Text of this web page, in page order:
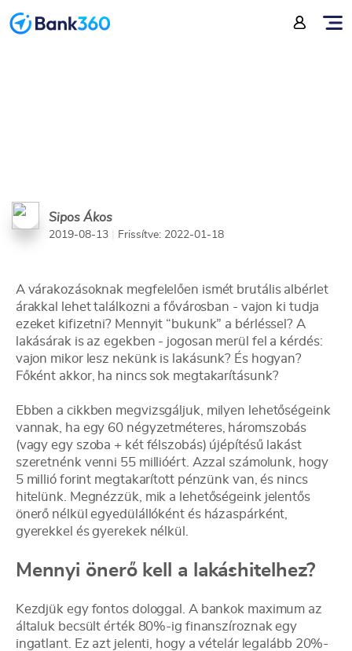
háromszobás
Sipos Ákos
2019-08-13 Frissítve: 2022-01-18
A várakozásoknak megfelelően ismét brutális albérlet
árakkal lehet találkozni a fővárosban - vajon ki tudja
ezeket kifizetni? Mennyit “bukunk” a bérléssel? A
lakásárak is az egekben - jogosan merül fel a kérdés:
vajon mikor lesz nekünk is lakásunk? És hogyan?
Főként akkor, ha nincs sok megtakarításunk?
Ebben a cikkben megvizsgáljuk, milyen lehetőségeink
vannak, ha egy 60 négyzetméteres, háromszobás
(vagy egy szoba + két félszobás) újépítésű lakást
szeretnénk venni 55 millióért. Azzal számolunk, hogy
5 millió forint megtakarított pénzünk van, és nincs
hitelünk. Megnézzük, mik a lehetőségeink jelentős
önerő nélkül egyedülállóként és házaspárként,
gyerekkel és gyerekek nélkül.
Mennyi önerő kell a lakáshitelhez?
Kezdjük egy fontos dologgal. A bankok maximum az
általuk becsült érték 80%-ig finanszíroznak egy
ingatlant. Ez azt jelenti, hogy a vételár legalább 20%-